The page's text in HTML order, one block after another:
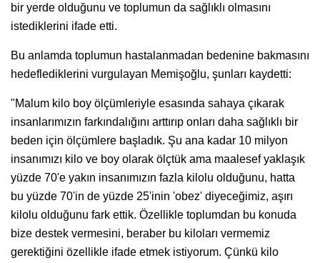
bir yerde olduğunu ve toplumun da sağlıklı olmasını
istediklerini ifade etti.
Bu anlamda toplumun hastalanmadan bedenine bakmasını
hedeflediklerini vurgulayan Memişoğlu, şunları kaydetti:
"Malum kilo boy ölçümleriyle esasında sahaya çıkarak
insanlarımızın farkındalığını arttırıp onları daha sağlıklı bir
beden için ölçümlere başladık. Şu ana kadar 10 milyon
insanımızı kilo ve boy olarak ölçtük ama maalesef yaklaşık
yüzde 70'e yakın insanımızın fazla kilolu olduğunu, hatta
bu yüzde 70'in de yüzde 25'inin 'obez' diyeceğimiz, aşırı
kilolu olduğunu fark ettik. Özellikle toplumdan bu konuda
bize destek vermesini, beraber bu kiloları vermemiz
gerektiğini özellikle ifade etmek istiyorum. Çünkü kilo